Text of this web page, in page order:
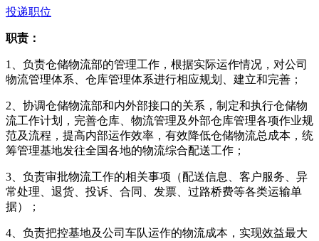
投递职位
职责：
1、负责仓储物流部的管理工作，根据实际运作情况，对公司
物流管理体系、仓库管理体系进行相应规划、建立和完善；
2、协调仓储物流部和内外部接口的关系，制定和执行仓储物
流工作计划，完善仓库、物流管理及外部仓库管理各项作业规
范及流程，提高内部运作效率，有效降低仓储物流总成本，统
筹管理基地发往全国各地的物流综合配送工作；
3、负责审批物流工作的相关事项（配送信息、客户服务、异
常处理、退货、投诉、合同、发票、过路桥费等各类运输单
据）；
4、负责把控基地及公司车队运作的物流成本，实现效益最大